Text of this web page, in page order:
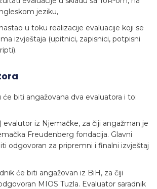
jeziku,
u toku realizacije evaluacije koji se
izvještaja (upitnici, zapisnici, potpisni
biti angažovana dva evaluatora i to:
evalutor iz Njemačke, za čiji angažman je
Freudenberg fondacija. Glavni
odgovoran za pripremni i finalni izvještaj
će biti angažovan iz BiH, za čiji
MIOS Tuzla. Evaluator saradnik